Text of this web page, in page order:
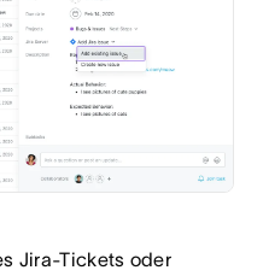
Jira-Tickets oder